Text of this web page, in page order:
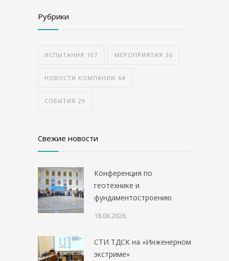
Рубрики
ИСПЫТАНИЯ 107 МЕРОПРИЯТИЯ 36
НОВОСТИ КОМПАНИИ 64
СОБЫТИЯ 29
Свежие новости
Конференция по
геотехнике и
фундаментостроению
18.06.2026
СТИ ТДСК на «Инженерном
экстриме»